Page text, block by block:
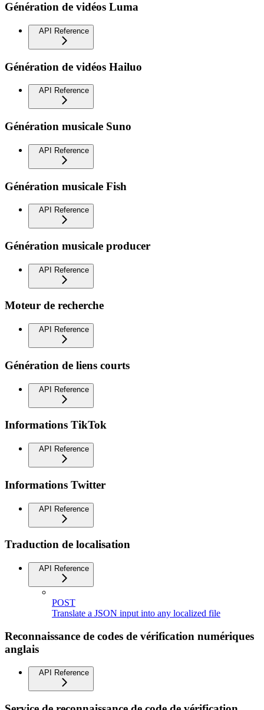
Génération de vidéos Luma
API Reference
Génération de vidéos Hailuo
API Reference
Génération musicale Suno
API Reference
Génération musicale Fish
API Reference
Génération musicale producer
API Reference
Moteur de recherche
API Reference
Génération de liens courts
API Reference
Informations TikTok
API Reference
Informations Twitter
API Reference
Traduction de localisation
API Reference
POST
Translate a JSON input into any localized file
Reconnaissance de codes de vérification numériques
anglais
API Reference